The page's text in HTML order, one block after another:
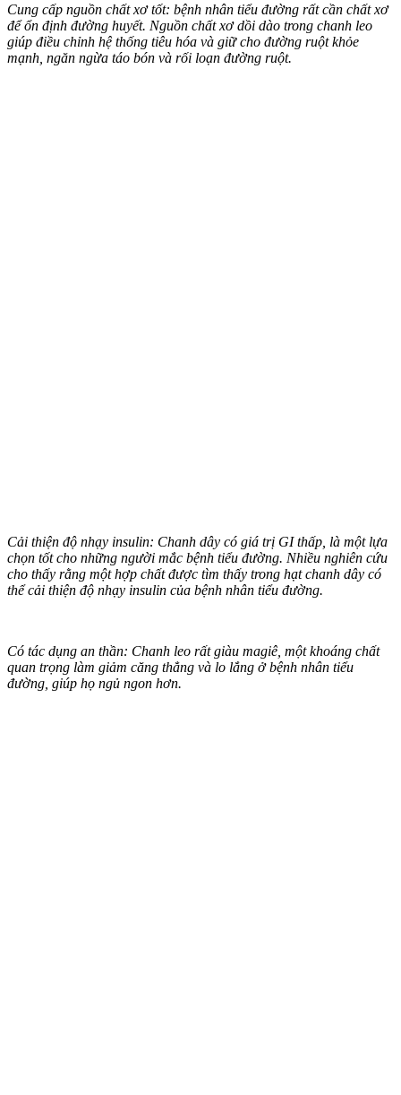
Cung cấp nguồn chất xơ tốt: bệnh nhân tiểu đường rất cần chất xơ
để ổn định đường huyết. Nguồn chất xơ dồi dào trong chanh leo
giúp điều chỉnh hệ thống tiêu hóa và giữ cho đường ruột khỏe
mạnh, ngăn ngừa táo bón và rối loạn đường ruột.
Cải thiện độ nhạy insulin: Chanh dây có giá trị GI thấp, là một lựa
chọn tốt cho những người mắc bệnh tiểu đường. Nhiều nghiên cứu
cho thấy rằng một hợp chất được tìm thấy trong hạt chanh dây có
thể cải thiện độ nhạy insulin của bệnh nhân tiểu đường.
Có tác dụng an thần: Chanh leo rất giàu magiê, một khoáng chất
quan trọng làm giảm căng thẳng và lo lắng ở bệnh nhân tiểu
đường, giúp họ ngủ ngon hơn.